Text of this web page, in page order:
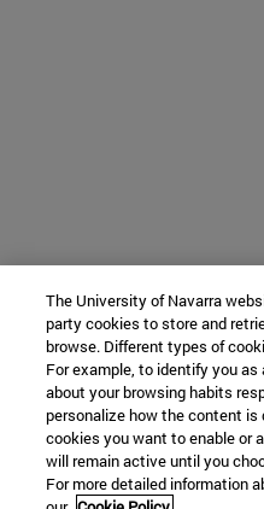
The University of Navarra
party cookies to store and
browse. Different types of
For example, to identify you
about your browsing habits
personalize how the content
cookies you want to enable or
will remain active until you
For more detailed information